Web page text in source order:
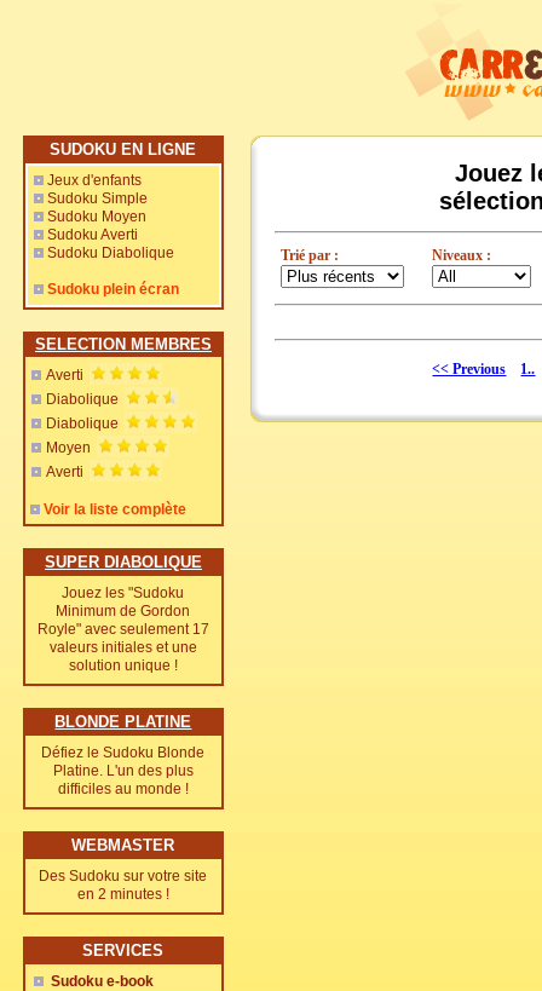
SUDOKU EN LIGNE
Jeux d'enfants
Sudoku Simple
Sudoku Moyen
Sudoku Averti
Sudoku Diabolique
Sudoku plein écran
SELECTION MEMBRES
Averti
Diabolique
Diabolique
Moyen
Averti
Voir la liste complète
SUPER DIABOLIQUE
Jouez les "Sudoku
Minimum de Gordon
Royle" avec seulement 17
valeurs initiales et une
solution unique !
BLONDE PLATINE
Défiez le Sudoku Blonde
Platine. L'un des plus
difficiles au monde !
WEBMASTER
Des Sudoku sur votre site
en 2 minutes !
SERVICES
Sudoku e-book
Jouez
Trié par : Niveaux :
<< Previous 1..